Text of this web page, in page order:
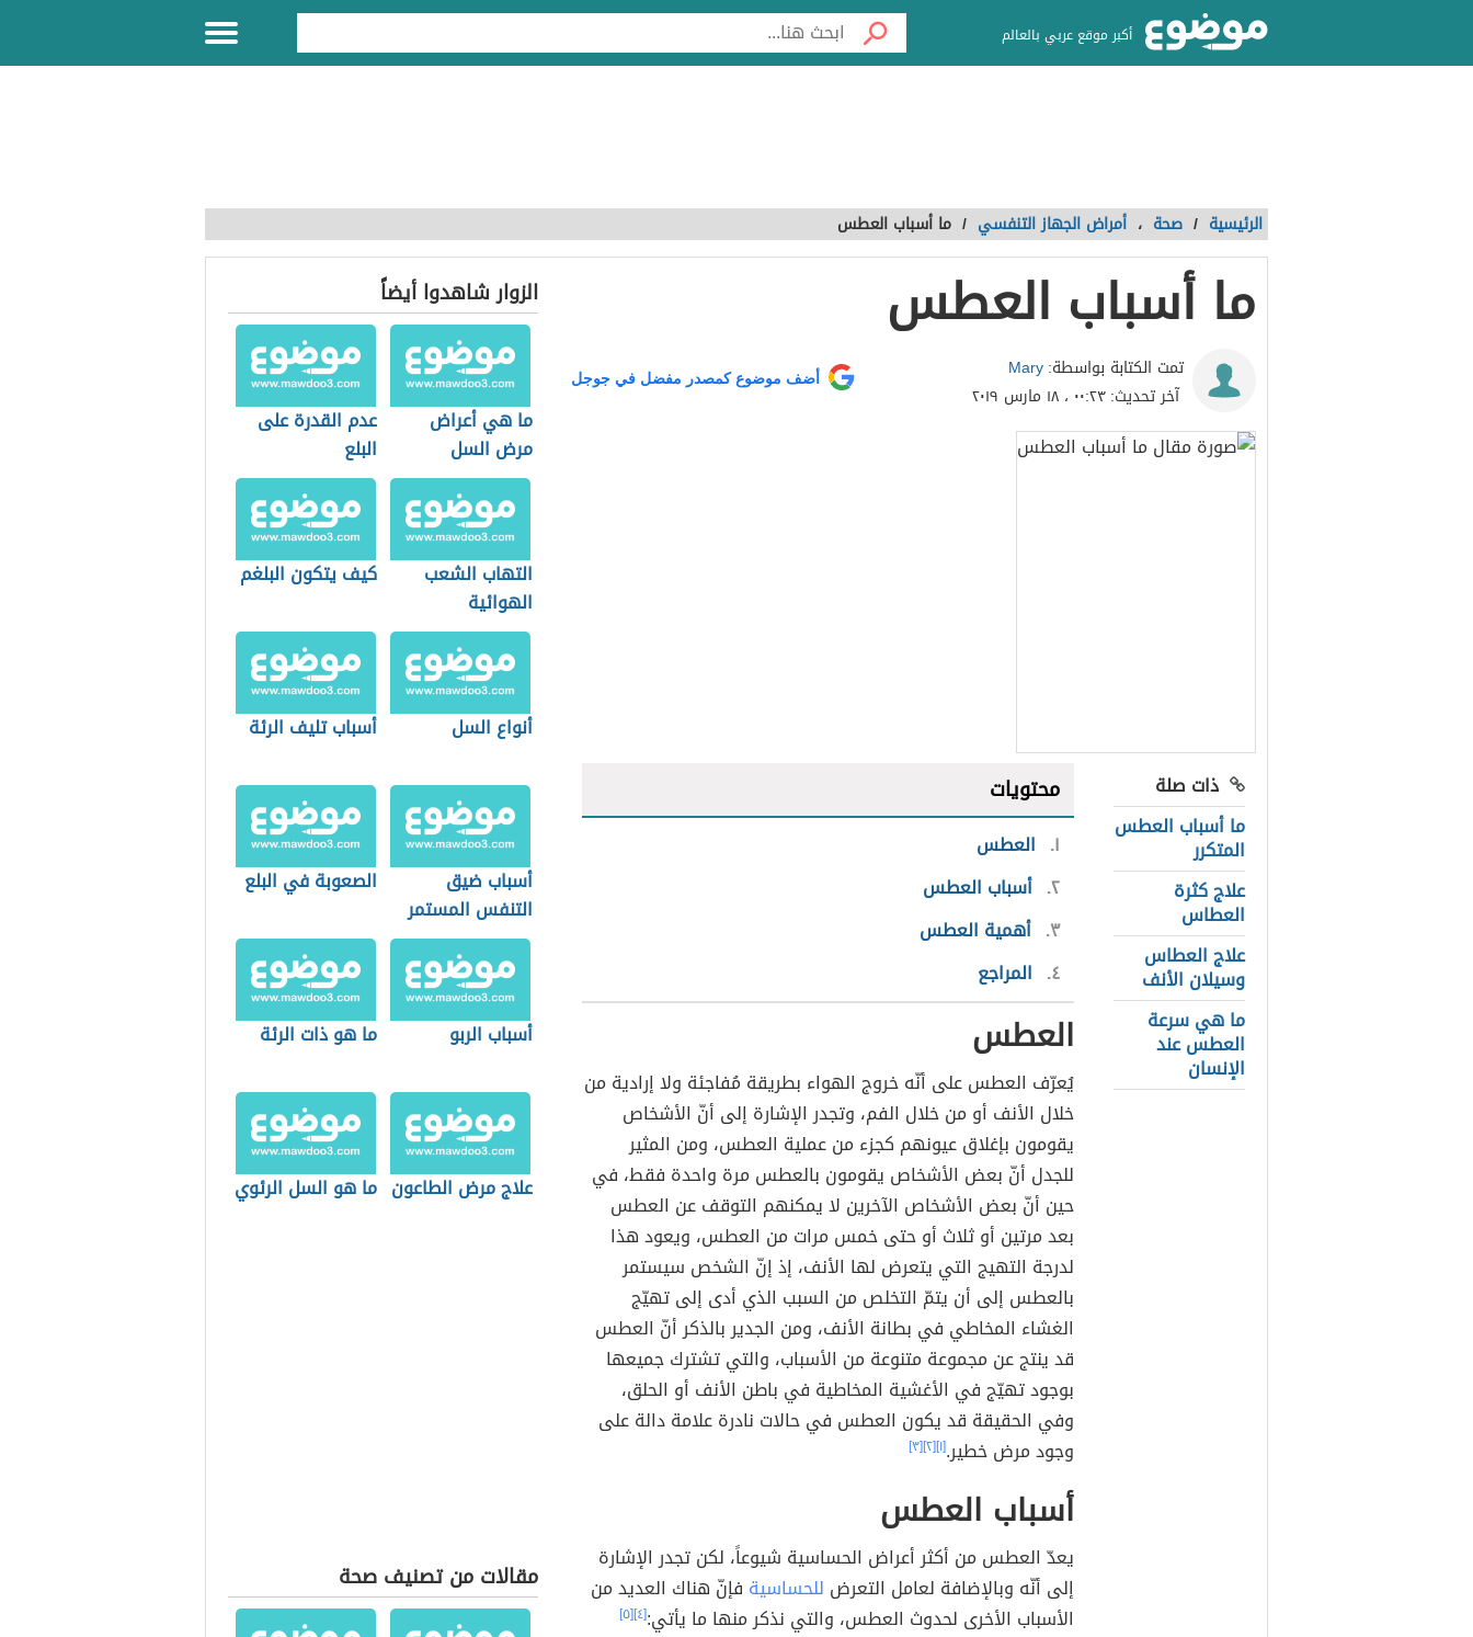
أكبر موقع عربي بالعالم
الرئيسية / صحة ، أمراض الجهاز التنفسي / ما أسباب العطس
ما أسباب العطس
تمت الكتابة بواسطة:Mary
آخر تحديث:٠٠:٢٣ ، ١٨ مارس ٢٠١٩
أضف موضوع كمصدر مفضل في جوجل
ذات صلة
ما أسباب العطس
المتكرر
علاج كثرة
العطاس
علاج العطاس
وسيلان الأنف
ما هي سرعة
العطس عند
الإنسان
محتويات
١ العطس
٢ أسباب العطس
٣ أهمية العطس
٤ المراجع
العطس
يُعرّف العطس على أنّه خروج الهواء بطريقة مُفاجئة ولا إرادية من
خلال الأنف أو من خلال الفم، وتجدر الإشارة إلى أنّ الأشخاص
يقومون بإغلاق عيونهم كجزء من عملية العطس، ومن المثير
للجدل أنّ بعض الأشخاص يقومون بالعطس مرة واحدة فقط، في
حين أنّ بعض الأشخاص الآخرين لا يمكنهم التوقف عن العطس
بعد مرتين أو ثلاث أو حتى خمس مرات من العطس، ويعود هذا
لدرجة التهيج التي يتعرض لها الأنف، إذ إنّ الشخص سيستمر
بالعطس إلى أن يتمّ التخلص من السبب الذي أدى إلى تهيّج
الغشاء المخاطي في بطانة الأنف، ومن الجدير بالذكر أنّ العطس
قد ينتج عن مجموعة متنوعة من الأسباب، والتي تشترك جميعها
بوجود تهيّج في الأغشية المخاطية في باطن الأنف أو الحلق،
وفي الحقيقة قد يكون العطس في حالات نادرة علامة دالة على
وجود مرض خطير.[١] [٢] [٣]
أسباب العطس
يعدّ العطس من أكثر أعراض الحساسية شيوعاً، لكن تجدر الإشارة
إلى أنّه وبالإضافة لعامل التعرض للحساسية فإنّ هناك العديد من
الأسباب الأخرى لحدوث العطس، والتي نذكر منها ما يأتي:[٤] [٥]
الزوار شاهدوا أيضاً
ما هي أعراض
مرض السل
عدم القدرة على
البلع
التهاب الشعب
الهوائية
كيف يتكون البلغم
أنواع السل أسباب تليف الرئة
أسباب ضيق
التنفس المستمر
الصعوبة في البلع
أسباب الربو ما هو ذات الرئة
علاج مرض الطاعون ما هو السل الرئوي
مقالات من تصنيف صحة